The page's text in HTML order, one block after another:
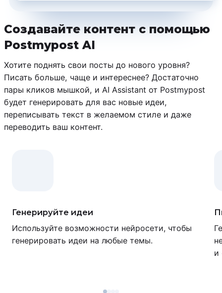
Создавайте контент с помощью
Postmypost AI
Хотите поднять свои посты до нового уровня?
Писать больше, чаще и интереснее? Достаточно
пары кликов мышкой, и AI Assistant от Postmypost
будет генерировать для вас новые идеи,
переписывать текст в желаемом стиле и даже
переводить ваш контент.
Генерируйте идеи
Используйте возможности нейросети, чтобы
генерировать идеи на любые темы.
и